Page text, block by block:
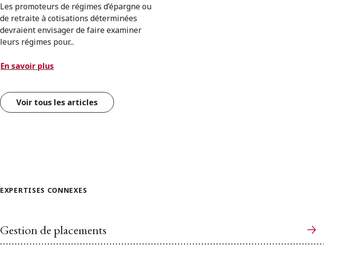
Les promoteurs de régimes d’épargne ou
de retraite à cotisations déterminées
devraient envisager de faire examiner
leurs régimes pour...
En savoir plus
Voir tous les articles
EXPERTISES CONNEXES
Gestion de placements